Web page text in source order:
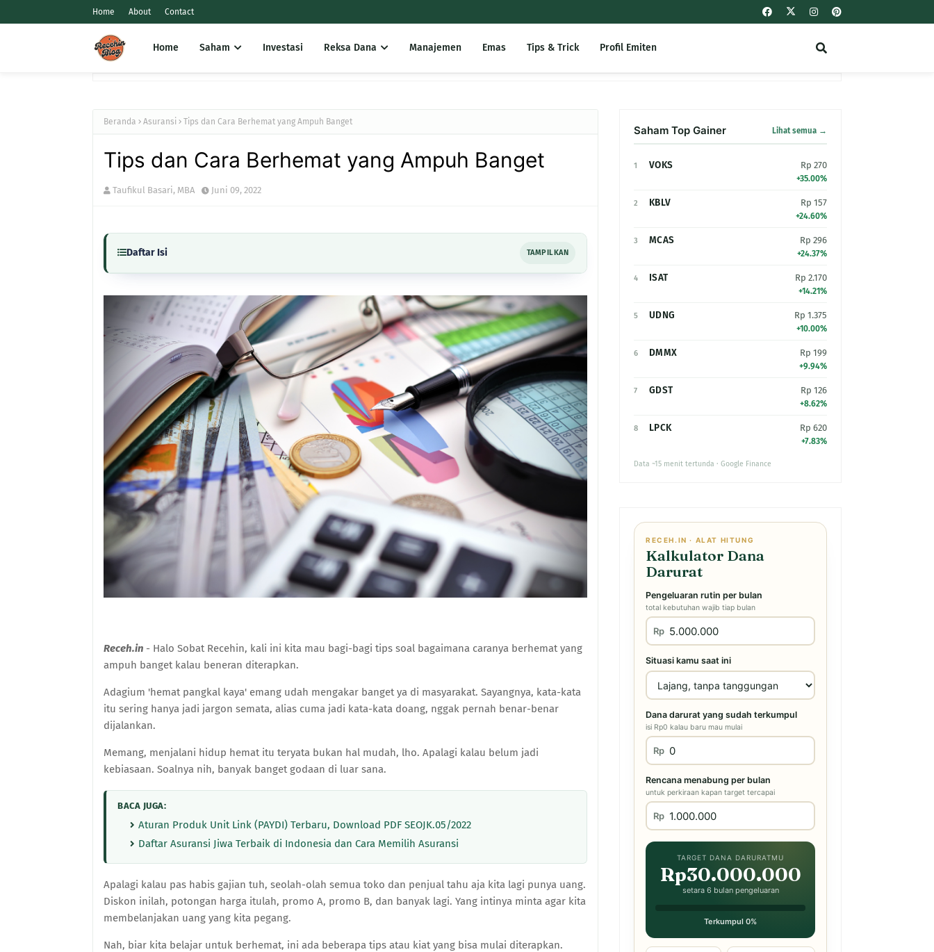
Home About Contact
Home Saham Investasi Reksa Dana Manajemen Emas Tips & Trick Profil Emiten
Beranda Asuransi Tips dan Cara Berhemat yang Ampuh Banget
Tips dan Cara Berhemat yang Ampuh Banget
Taufikul Basari, MBA Juni 09, 2022
Daftar Isi TAMPILKAN
Receh.in - Halo Sobat Recehin, kali ini kita mau bagi-bagi tips soal bagaimana caranya berhemat yang
ampuh banget kalau beneran diterapkan.
Adagium 'hemat pangkal kaya' emang udah mengakar banget ya di masyarakat. Sayangnya, kata-kata
itu sering hanya jadi jargon semata, alias cuma jadi kata-kata doang, nggak pernah benar-benar
dijalankan.
Memang, menjalani hidup hemat itu teryata bukan hal mudah, lho. Apalagi kalau belum jadi
kebiasaan. Soalnya nih, banyak banget godaan di luar sana.
BACA JUGA:
Aturan Produk Unit Link (PAYDI) Terbaru, Download PDF SEOJK.05/2022
Daftar Asuransi Jiwa Terbaik di Indonesia dan Cara Memilih Asuransi
Apalagi kalau pas habis gajian tuh, seolah-olah semua toko dan penjual tahu aja kita lagi punya uang.
Diskon inilah, potongan harga itulah, promo A, promo B, dan banyak lagi. Yang intinya minta agar kita
membelanjakan uang yang kita pegang.
Nah, biar kita belajar untuk berhemat, ini ada beberapa tips atau kiat yang bisa mulai diterapkan.
Saham Top Gainer Lihat semua →
1 VOKS Rp 270
+35.00%
2 KBLV Rp 157
+24.60%
3 MCAS Rp 296
+24.37%
4 ISAT Rp 2.170
+14.21%
5 UDNG Rp 1.375
+10.00%
6 DMMX Rp 199
+9.94%
7 GDST Rp 126
+8.62%
8 LPCK Rp 620
+7.83%
Data ~15 menit tertunda · Google Finance
RECEH.IN · ALAT HITUNG
Kalkulator Dana
Darurat
Pengeluaran rutin per bulan
total kebutuhan wajib tiap bulan
Rp
Situasi kamu saat ini
Dana darurat yang sudah terkumpul
isi Rp0 kalau baru mau mulai
Rp
Rencana menabung per bulan
untuk perkiraan kapan target tercapai
Rp
TARGET DANA DARURATMU
Rp30.000.000
setara 6 bulan pengeluaran
Terkumpul 0%